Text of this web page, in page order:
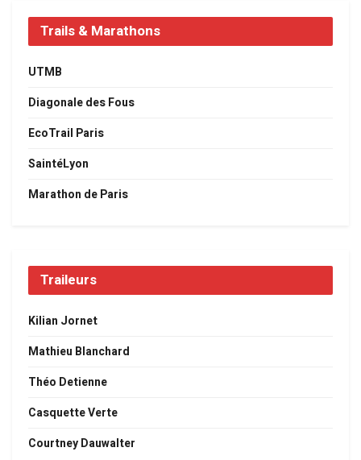
Trails & Marathons
UTMB
Diagonale des Fous
EcoTrail Paris
SaintéLyon
Marathon de Paris
Traileurs
Kilian Jornet
Mathieu Blanchard
Théo Detienne
Casquette Verte
Courtney Dauwalter